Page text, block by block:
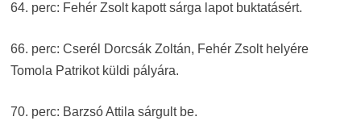
64. perc: Fehér Zsolt kapott sárga lapot buktatásért.
66. perc: Cserél Dorcsák Zoltán, Fehér Zsolt helyére
Tomola Patrikot küldi pályára.
70. perc: Barzsó Attila sárgult be.